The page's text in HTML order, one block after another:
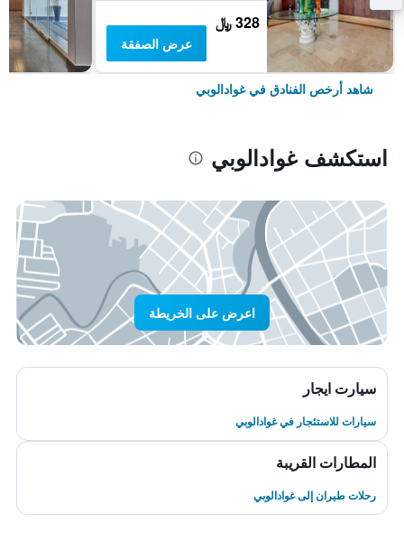
328 ﷼
عرض الصفقة
شاهد أرخص الفنادق في غوادالوبي
استكشف غوادالوبي
اعرض على الخريطة
سيارت ايجار
سيارات للاستئجار في غوادالوبي
المطارات القريبة
رحلات طيران إلى غوادالوبي